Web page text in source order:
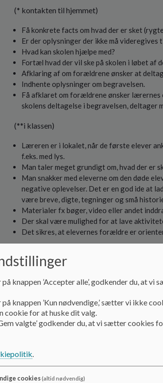
(* kontakten til hjemmet)
Få konkrete facts om hvad der er sket
Er der oplysninger der ikke må videregives
Hvad kan skolen hjælpe med?
Fortæl hvad der vil ske på skolen i løbet af
Afklaring af om forældrene ønsker at
Indhente oplysninger om begravelsen.
Få afklaret om forældrene ønsker lærernes
skolens deltagelse i begravelsen,
(**i klassen)
Læreren er i lokalet, når de første elever
f.eks. med lys.
Man taler meget grundigt om, hvad der er
Man snakker med eleverne om den døde
negative oplevelser. Det er en god ide at
være breve, digte, tegninger og små
Materialer fx bøger, video eller andet
Der skal være mulighed for at lave
Det sikres, at elevernes forældre er
Forældrene informeres grundigt om
gives skriftligt, eller på et møde.
Så hurtigt som muligt efter dødsfaldet
Den der først får kendskab til dødsfaldet
knappen ’Accepter alle’, godkender du, at
knappen ’Kun nødvendige,’ sætter vi ikke
cookie for at huske dit valg.
valgte’ godkender du, at vi sætter cookies
.
cookies(altid nødvendig)